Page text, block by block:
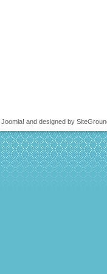
Joomla! and designed by